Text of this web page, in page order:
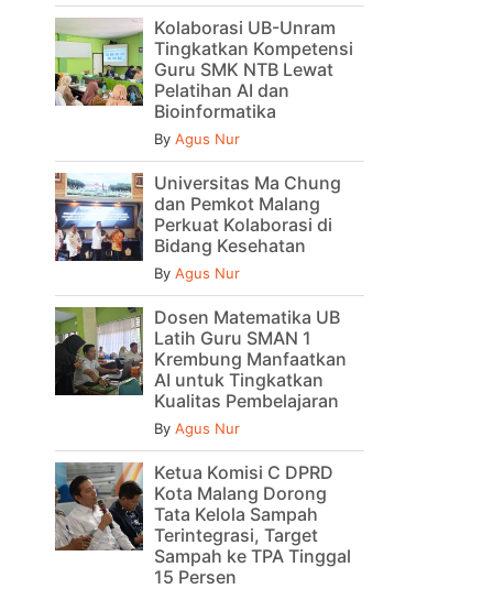
Kolaborasi UB-Unram
Tingkatkan Kompetensi
Guru SMK NTB Lewat
Pelatihan AI dan
Bioinformatika
By Agus Nur
Universitas Ma Chung
dan Pemkot Malang
Perkuat Kolaborasi di
Bidang Kesehatan
By Agus Nur
Dosen Matematika UB
Latih Guru SMAN 1
Krembung Manfaatkan
AI untuk Tingkatkan
Kualitas Pembelajaran
By Agus Nur
Ketua Komisi C DPRD
Kota Malang Dorong
Tata Kelola Sampah
Terintegrasi, Target
Sampah ke TPA Tinggal
15 Persen